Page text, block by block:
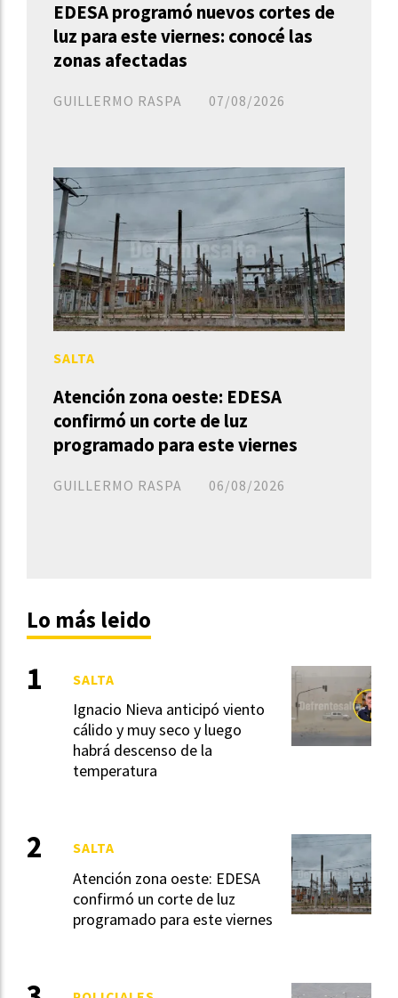
EDESA programó nuevos cortes de
luz para este viernes: conocé las
zonas afectadas
GUILLERMO RASPA 07/08/2026
Atención zona oeste: EDESA
confirmó un corte de luz
programado para este viernes
GUILLERMO RASPA
SALTA
06/08/2026
Lo más leido
Ignacio Nieva anticipó viento
cálido y muy seco y luego
habrá descenso de la
temperatura
SALTA
Atención zona oeste: EDESA
confirmó un corte de luz
programado para este viernes
SALTA